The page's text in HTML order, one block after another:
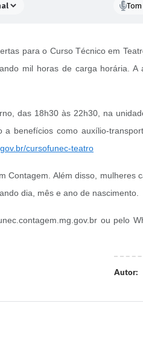
para o Curso Técnico em
mil horas de carga horária.
das 18h30 às 22h30, na
benefícios como auxílio-
cursofunec-teatro
Além disso,
dia, mês e ano de nascimento.
ou pelo
Autor: